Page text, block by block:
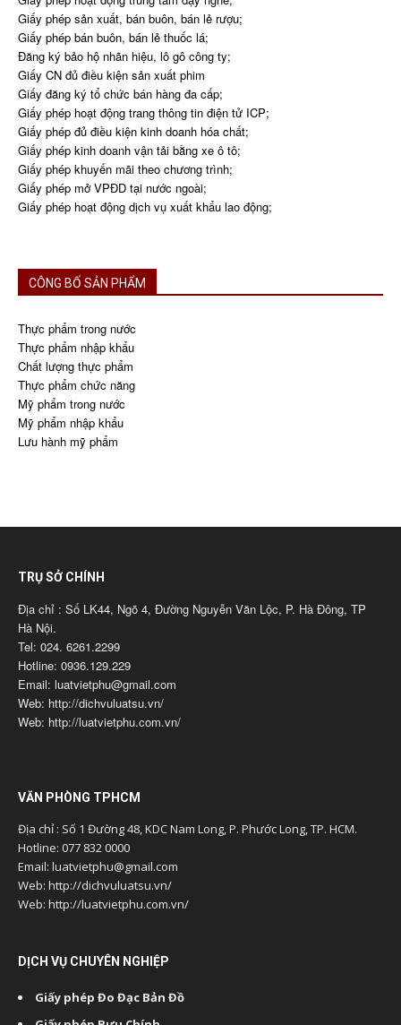
Giấy phép sản xuất, bán buôn, bán lẻ rượu;
Giấy phép bán buôn, bán lẻ thuốc lá;
Đăng ký bảo hộ nhãn hiệu, lô gô công ty;
Giấy CN đủ điều kiện sản xuất phim
Giấy đăng ký tổ chức bán hàng đa cấp;
Giấy phép hoạt động trang thông tin điện tử ICP;
Giấy phép đủ điều kiện kinh doanh hóa chất;
Giấy phép kinh doanh vận tải bằng xe ô tô;
Giấy phép khuyến mãi theo chương trình;
Giấy phép mở VPĐD tại nước ngoài;
Giấy phép hoạt động dịch vụ xuất khẩu lao động;
CÔNG BỐ SẢN PHẨM
Thực phẩm trong nước
Thực phẩm nhập khẩu
Chất lượng thực phẩm
Thực phẩm chức năng
Mỹ phẩm trong nước
Mỹ phẩm nhập khẩu
Lưu hành mỹ phẩm
TRỤ SỞ CHÍNH
Địa chỉ : Số LK44, Ngõ 4, Đường Nguyễn Văn Lộc, P. Hà Đông, TP
Hà Nội.
Tel: 024. 6261.2299
Hotline: 0936.129.229
Email: luatvietphu@gmail.com
Web: http://dichvuluatsu.vn/
Web: http://luatvietphu.com.vn/
VĂN PHÒNG TPHCM
Địa chỉ : Số 1 Đường 48, KDC Nam Long, P. Phước Long, TP. HCM.
Hotline: 077 832 0000
Email: luatvietphu@gmail.com
Web: http://dichvuluatsu.vn/
Web: http://luatvietphu.com.vn/
DỊCH VỤ CHUYÊN NGHIỆP
Giấy phép Đo Đạc Bản Đồ